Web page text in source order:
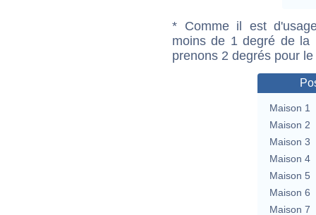
* Comme il est
moins de 1 degré de la
prenons 2 degrés pour
Maison 1
Maison 2
Maison 3
Maison 4
Maison 5
Maison 6
Maison 7